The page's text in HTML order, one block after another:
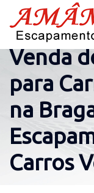
Venda
para
na
Carros